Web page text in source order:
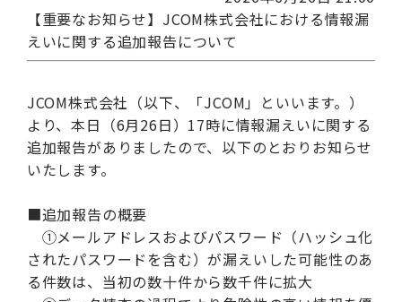
【重要なお知らせ】JCOM株式会社における情報漏
えいに関する追加報告について
JCOM株式会社（以下、「JCOM」といいます。）
より、本日（6月26日）17時に情報漏えいに関する
追加報告がありましたので、以下のとおりお知らせ
いたします。
■追加報告の概要
①メールアドレスおよびパスワード（ハッシュ化
されたパスワードを含む）が漏えいした可能性のあ
る件数は、当初の数十件から数千件に拡大